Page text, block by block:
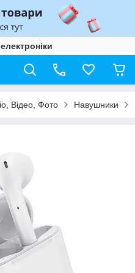
Відео, Фото Навушники